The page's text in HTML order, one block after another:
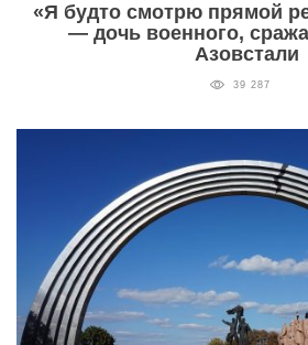
«Я будто смотрю прямой
— дочь военного,
Азовстали
39 287